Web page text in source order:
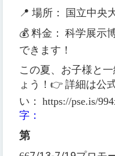
📍 場所：
国立中央
💰 料金： 科学展示
できます！
この夏、お子様と
ょう！ 👉 詳細は公
い： https://pse.is/
字：
第